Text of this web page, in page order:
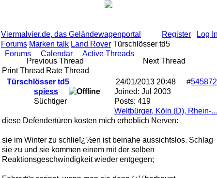
Register Log
Viermalvier.de, das Geländewagenportal
Forums Marken talk Land Rover Türschlösser td5
Forums
Calendar
Active Threads
Previous Thread
Next Thread
Print Thread Rate Thread
Türschlösser td5
#545872
24/01/2013 20:48
Joined: Jul 2003
Posts: 419
Weltbürger, Köln (D), Rhein-...
spiess
Süchtiger
diese Defendertüren kosten mich erheblich Nerven:
sie im Winter zu schlieï¿½en ist beinahe aussichtslos. Schlag
sie zu und sie kommen einem mit der selben
Reaktionsgeschwindigkeit wieder entgegen;